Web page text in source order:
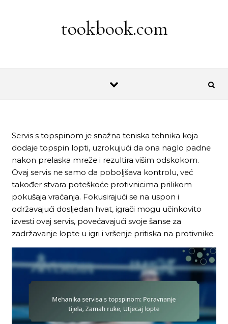
tookbook.com
Servis s topspinom je snažna teniska tehnika koja
dodaje topspin lopti, uzrokujući da ona naglo padne
nakon prelaska mreže i rezultira višim odskokom.
Ovaj servis ne samo da poboljšava kontrolu, već
također stvara poteškoće protivnicima prilikom
pokušaja vraćanja. Fokusirajući se na uspon i
održavajući dosljedan hvat, igrači mogu učinkovito
izvesti ovaj servis, povećavajući svoje šanse za
zadržavanje lopte u igri i vršenje pritiska na protivnike.